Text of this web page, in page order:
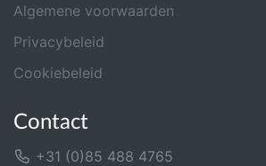
Algemene voorwaarden
Privacybeleid
Cookiebeleid
Contact
+31 (0)85 488 4765